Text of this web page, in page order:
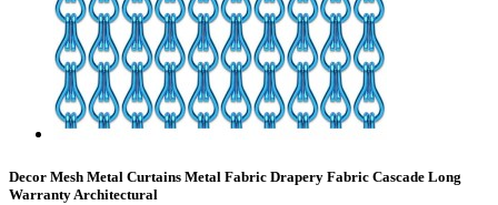
Decor Mesh Metal Curtains Metal Fabric Drapery Fabric Cascade Long
Warranty Architectural